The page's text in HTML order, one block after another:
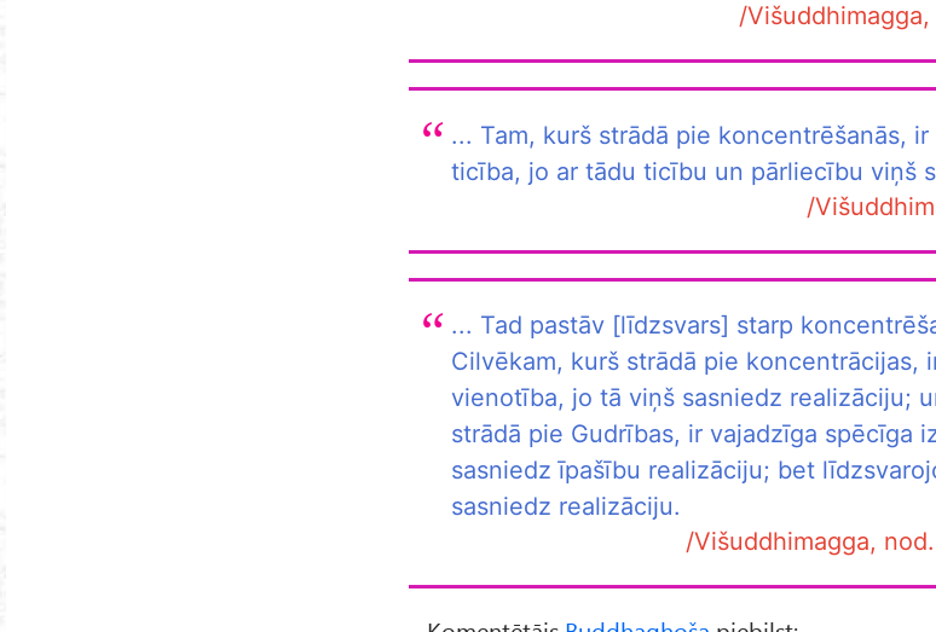
/
... Tam, kurš strādā pie koncentrēšanās,
ticība, jo ar tādu ticību un pārliecību viņš
/
... Tad pastāv [līdzsvars] starp
Cilvēkam, kurš strādā pie koncentrācijas,
vienotība, jo tā viņš sasniedz realizāciju;
strādā pie Gudrības, ir vajadzīga spēcīga
sasniedz īpašību realizāciju; bet
sasniedz realizāciju.
/Višuddhimagga,